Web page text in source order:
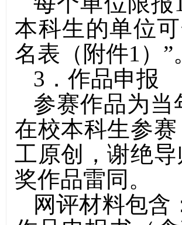
本科生的单位
名表（附件1 ） ”
3 ．作品申报
参赛作品为当
在校本科生参
工原创，谢绝
奖作品雷同。
网评材料包含